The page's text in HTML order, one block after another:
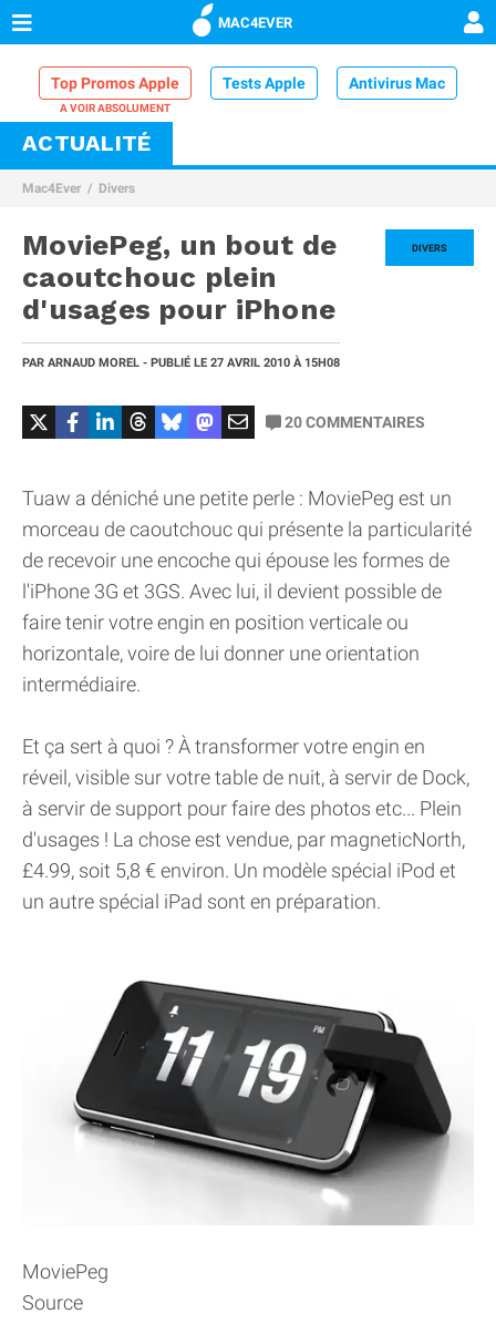
MAC4EVER
Top Promos Apple Tests Apple Antivirus Mac
VPN Mac
Comparatif iPhone
ACTUALITÉ
Mac4Ever Divers
DIVERS
MoviePeg, un bout de
caoutchouc plein
d'usages pour iPhone
PAR ARNAUD MOREL - PUBLIÉ LE 27 AVRIL 2010 À 15H08
20COMMENTAIRES
Tuaw a déniché une petite perle : MoviePeg est un
morceau de caoutchouc qui présente la particularité
de recevoir une encoche qui épouse les formes de
l'iPhone 3G et 3GS. Avec lui, il devient possible de
faire tenir votre engin en position verticale ou
horizontale, voire de lui donner une orientation
intermédiaire.
Et ça sert à quoi ? À transformer votre engin en
réveil, visible sur votre table de nuit, à servir de Dock,
à servir de support pour faire des photos etc... Plein
d'usages ! La chose est vendue, par magneticNorth,
£4.99, soit 5,8 € environ. Un modèle spécial iPod et
un autre spécial iPad sont en préparation.
MoviePeg
Source